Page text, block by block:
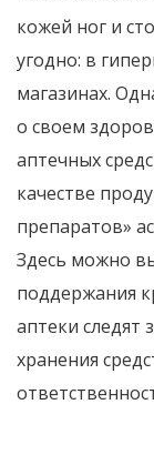
кожей ног и
угодно: в
магазинах.
о своем
аптечных
качестве
препаратов»
Здесь можно
поддержания
аптеки следят
хранения